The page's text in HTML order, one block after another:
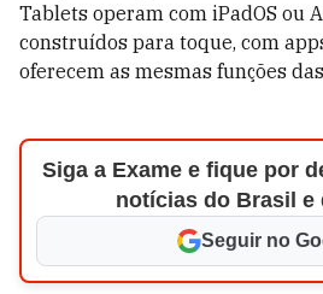
Tablets operam com iPadOS ou
construídos para toque, com
oferecem as mesmas funções
Siga a Exame e fique por
notícias do Brasil e
Seguir no